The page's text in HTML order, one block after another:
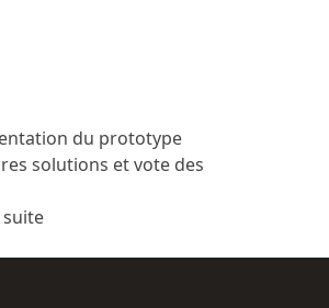
du prototype
solutions et vote des